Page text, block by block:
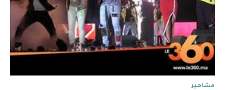
مشاهير